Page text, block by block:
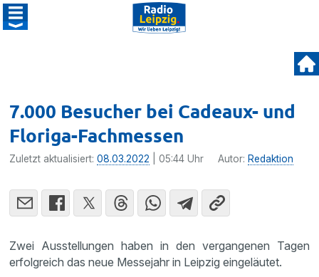
7.000 Besucher bei Cadeaux- und
Floriga-Fachmessen
Zuletzt aktualisiert:08.03.2022 | 05:44 Uhr Autor: Redaktion
Zwei Ausstellungen haben in den vergangenen Tagen
erfolgreich das neue Messejahr in Leipzig eingeläutet.